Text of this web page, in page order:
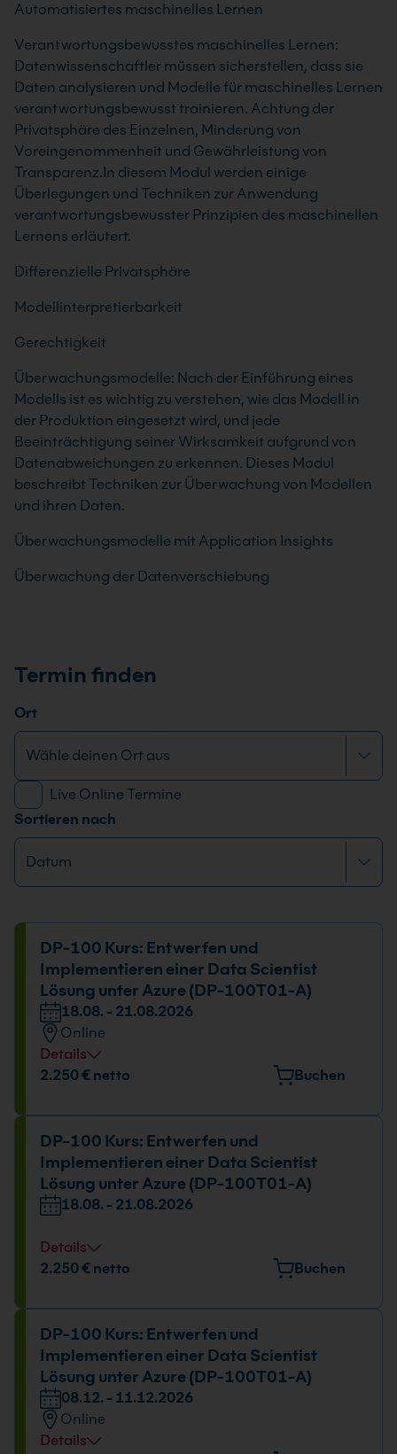
Automatisiertes maschinelles Lernen
Verantwortungsbewusstes maschinelles Lernen:
Datenwissenschaftler müssen sicherstellen, dass sie
Daten analysieren und Modelle für maschinelles Lernen
verantwortungsbewusst trainieren. Achtung der
Privatsphäre des Einzelnen, Minderung von
Voreingenommenheit und Gewährleistung von
Transparenz.In diesem Modul werden einige
Überlegungen und Techniken zur Anwendung
verantwortungsbewusster Prinzipien des maschinellen
Lernens erläutert.
Differenzielle Privatsphäre
Modellinterpretierbarkeit
Gerechtigkeit
Überwachungsmodelle: Nach der Einführung eines
Modells ist es wichtig zu verstehen, wie das Modell in
der Produktion eingesetzt wird, und jede
Beeinträchtigung seiner Wirksamkeit aufgrund von
Datenabweichungen zu erkennen. Dieses Modul
beschreibt Techniken zur Überwachung von Modellen
und ihren Daten.
Überwachungsmodelle mit Application Insights
Überwachung der Datenverschiebung
Termin finden
Ort
Live Online Termine
Sortieren nach
DP-100 Kurs: Entwerfen und
Implementieren einer Data Scientist
Lösung unter Azure (DP-100T01-A)
18.08. - 21.08.2026
Online
Details
Datum und Uhrzeit
2.250 € netto Buchen
DP-100 Kurs: Entwerfen und
Implementieren einer Data Scientist
Lösung unter Azure (DP-100T01-A)
18.08. - 21.08.2026
Details
Datum und Uhrzeit
2.250 € netto Buchen
DP-100 Kurs: Entwerfen und
Implementieren einer Data Scientist
Lösung unter Azure (DP-100T01-A)
08.12. - 11.12.2026
Online
Details